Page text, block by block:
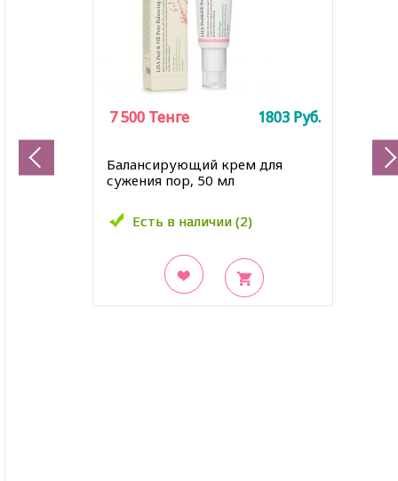
Балансирующий крем для
сужения пор, 50 мл
Есть в наличии (2)
7 500 Тенге 1803 Руб.
Есть в наличии (2)
7 500 Тенге 1803 Руб.